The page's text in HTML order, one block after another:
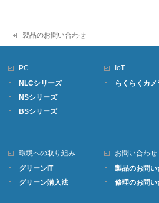
製品のお問い合わせ
PC
NLCシリーズ
NSシリーズ
BSシリーズ
IoT
らくらくカメ
環境への取り組み
グリーンIT
グリーン購入法
お問い合わせ
製品のお問い
修理のお問い